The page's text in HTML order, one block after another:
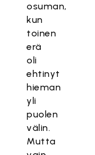
osuman,
kun
toinen
erä
oli
ehtinyt
hieman
yli
puolen
välin.
Mutta